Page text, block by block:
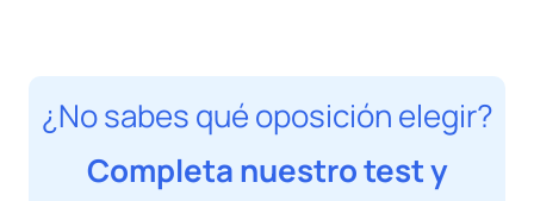
¿No sabes qué oposición elegir?
Completa nuestro test y